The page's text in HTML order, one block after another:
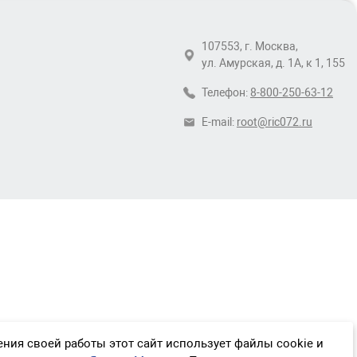
107553, г. Москва,
ул. Амурская, д. 1А, к 1, 155
Телефон: 8-800-250-63-12
E-mail: root@ric072.ru
своей работы этот сайт использует файлы cookie и